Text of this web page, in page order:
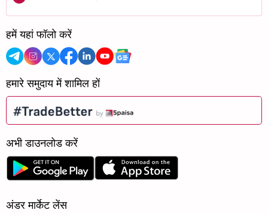
हमें यहां फॉलो करें
हमारे समुदाय में शामिल हों
अभी डाउनलोड करें
अंडर मार्केट लेंस